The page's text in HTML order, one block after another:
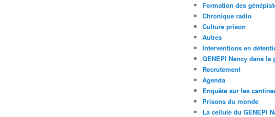
Formation des
Chronique radio
Culture prison
Autres
Interventions en
GENEPI Nancy dans la
Recrutement
Agenda
Enquête sur les
Prisons du monde
La cellule du GENEPI